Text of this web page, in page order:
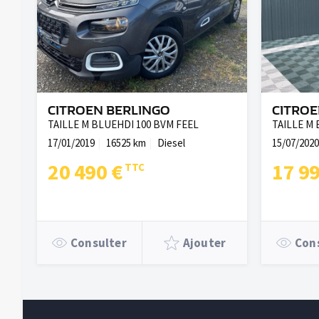
CITROEN BERLINGO
TAILLE M BLUEHDI 100 BVM FEEL
17/01/2019
16525 km Diesel
20 490 €
Consulter Ajouter
TAILLE M
15/07/2020
17